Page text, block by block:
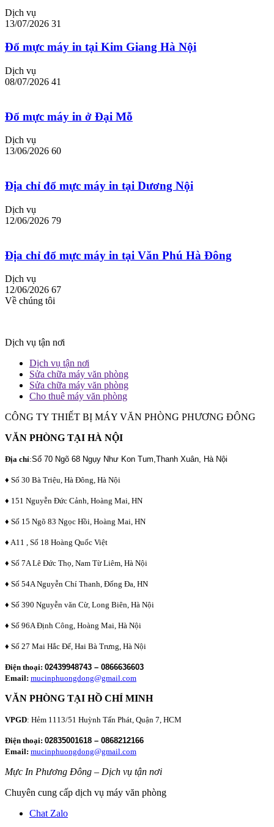
Dịch vụ
13/07/2026 31
Đổ mực máy in tại Kim Giang Hà Nội
Dịch vụ
08/07/2026 41
Đổ mực máy in ở Đại Mỗ
Dịch vụ
13/06/2026 60
Địa chỉ đổ mực máy in tại Dương Nội
Dịch vụ
12/06/2026 79
Địa chỉ đổ mực máy in tại Văn Phú Hà Đông
Dịch vụ
12/06/2026 67
Về chúng tôi
Dịch vụ tận nơi
Dịch vụ tận nơi
Sửa chữa máy văn phòng
Sửa chữa máy văn phòng
Cho thuê máy văn phòng
CÔNG TY THIẾT BỊ MÁY VĂN PHÒNG PHƯƠNG ĐÔNG
VĂN PHÒNG TẠI HÀ NỘI
Địa chỉ:Số 70 Ngõ 68 Ngụy Như Kon Tum,Thanh Xuân, Hà Nội
♦ Số 30 Bà Triệu, Hà Đông, Hà Nội
♦ 151 Nguyễn Đức Cảnh, Hoàng Mai, HN
♦ Số 15 Ngõ 83 Ngọc Hồi, Hoàng Mai, HN
♦ A11 , Số 18 Hoàng Quốc Việt
♦ Số 7A Lê Đức Thọ, Nam Từ Liêm, Hà Nội
♦ Số 54A Nguyễn Chí Thanh, Đống Đa, HN
♦ Số 390 Nguyễn văn Cừ, Long Biên, Hà Nội
♦ Số 96A Định Công, Hoàng Mai, Hà Nội
♦ Số 27 Mai Hắc Đế, Hai Bà Trưng, Hà Nội
Điện thoại: 02439948743 – 0866636603
Email: mucinphuongdong@gmail.com
VĂN PHÒNG TẠI HỒ CHÍ MINH
VPGD: Hẻm 1113/51 Huỳnh Tấn Phát, Quận 7, HCM
Điện thoại: 02835001618 – 0868212166
Email: mucinphuongdong@gmail.com
Mực In Phương Đông – Dịch vụ tận nơi
Chuyên cung cấp dịch vụ máy văn phòng
Chat Zalo